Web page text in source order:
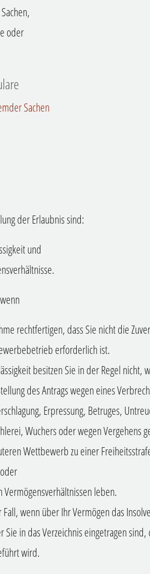
oder
Sachen
der Erlaubnis sind:
und
rechtfertigen, dass Sie nicht die
erforderlich ist.
besitzen Sie in der Regel nicht,
des Antrags wegen eines
Erpressung, Betruges,
Wuchers oder wegen Vergehens
Wettbewerb zu einer
leben.
wenn über Ihr Vermögen das
in das Verzeichnis eingetragen sind,
wird.